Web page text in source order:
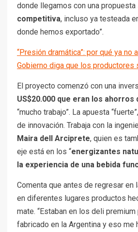
donde llegamos con una propuesta
competitiva, incluso ya testeada
donde hemos exportado”.
“Presión dramática”: por qué ya no
Gobierno diga que los productores
El proyecto comenzó con una
US$20.000 que eran los ahorros
“mucho trabajo”. La apuesta
de innovación. Trabaja con la
Maira dell Arciprete, quien es
eje está en los “energizantes
la experiencia de una bebida
Comenta que antes de regresar en
en diferentes lugares productos
mate. “Estaban en los deli
fabricado en la Argentina y eso me